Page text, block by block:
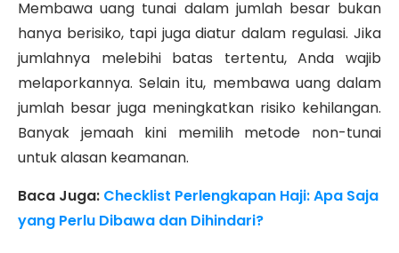
Membawa uang tunai dalam jumlah besar bukan
hanya berisiko, tapi juga diatur dalam regulasi. Jika
jumlahnya melebihi batas tertentu, Anda wajib
melaporkannya. Selain itu, membawa uang dalam
jumlah besar juga meningkatkan risiko kehilangan.
Banyak jemaah kini memilih metode non-tunai
untuk alasan keamanan.
Baca Juga: Checklist Perlengkapan Haji: Apa Saja
yang Perlu Dibawa dan Dihindari?